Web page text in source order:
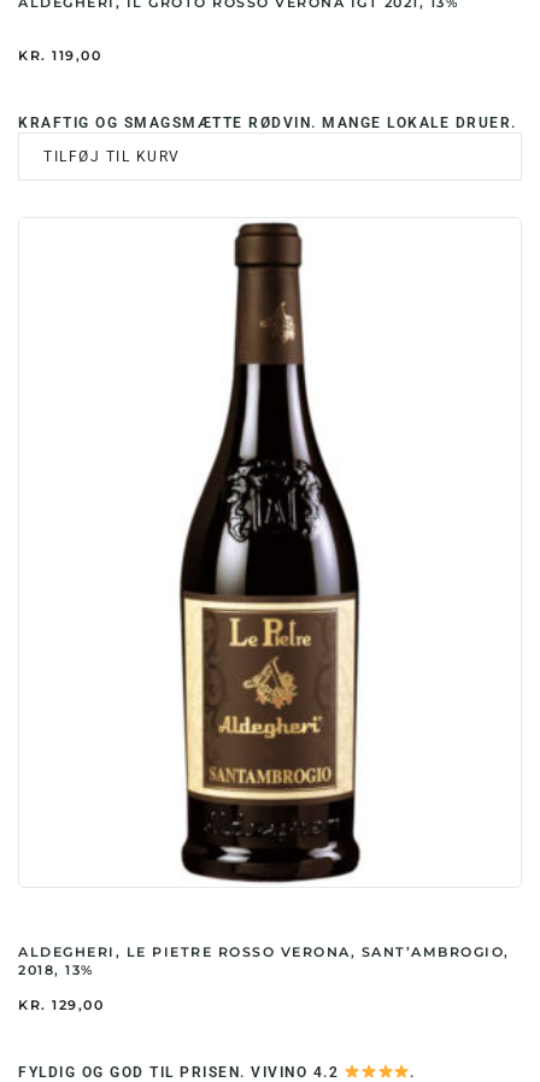
KR. 119,00
KRAFTIG OG SMAGSMÆTTE RØDVIN. MANGE LOKALE DRUER.
TILFØJ TIL KURV
ALDEGHERI, LE PIETRE ROSSO VERONA, SANT’AMBROGIO,
2018, 13%
KR. 129,00
FYLDIG OG GOD TIL PRISEN. VIVINO 4.2
.